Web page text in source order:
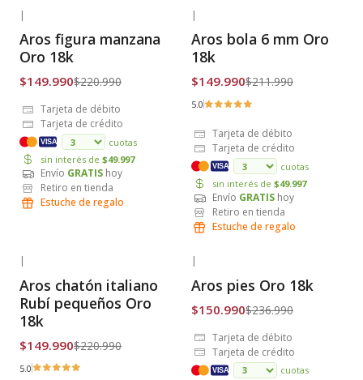
Envío Gratis
|
Aros figura manzana
Oro 18k
$149.990$220.990
Tarjeta de débito
Tarjeta de crédito
VISA
cuotas
sin interés de $49.997
Envío GRATIS hoy
Retiro en tienda
Estuche de regalo
Envío Gratis
|
Aros bola 6 mm Oro
18k
$149.990$211.990
5.0
Tarjeta de débito
Tarjeta de crédito
VISA
cuotas
sin interés de $49.997
Envío GRATIS hoy
Retiro en tienda
Estuche de regalo
Envío Gratis
|
Aros chatón italiano
Rubí pequeños Oro
18k
$149.990$220.990
5.0
Envío Gratis
|
Aros pies Oro 18k
$150.990$236.990
Tarjeta de débito
Tarjeta de crédito
VISA
cuotas